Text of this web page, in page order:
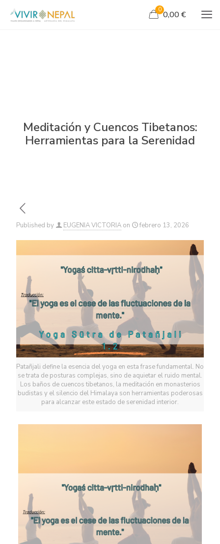
0 0,00 €
Meditación y Cuencos Tibetanos:
Herramientas para la Serenidad
Published by EUGENIA VICTORIA on febrero 13, 2026
Patañjali define la esencia del yoga en esta frase fundamental. No
se trata de posturas complejas, sino de aquietar el ruido mental.
Los baños de cuencos tibetanos, la meditación en monasterios
budistas y el silencio del Himalaya son herramientas poderosas
para alcanzar este estado de serenidad interior.